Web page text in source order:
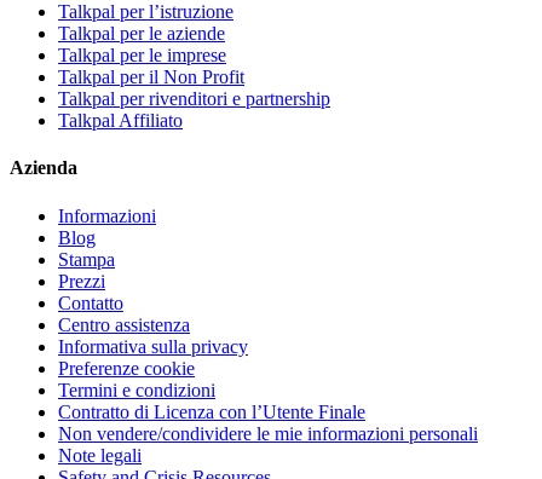
Talkpal per l’istruzione
Talkpal per le aziende
Talkpal per le imprese
Talkpal per il Non Profit
Talkpal per rivenditori e partnership
Talkpal Affiliato
Azienda
Informazioni
Blog
Stampa
Prezzi
Contatto
Centro assistenza
Informativa sulla privacy
Preferenze cookie
Termini e condizioni
Contratto di Licenza con l’Utente Finale
Non vendere/condividere le mie informazioni personali
Note legali